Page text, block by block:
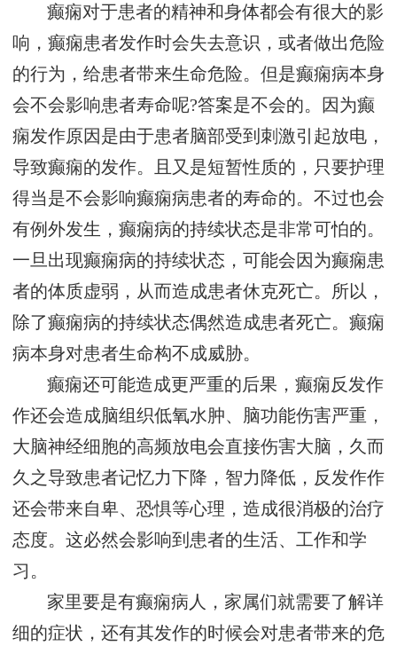
癫痫对于患者的精神和身体都会有很大的影
响，癫痫患者发作时会失去意识，或者做出危险
的行为，给患者带来生命危险。但是癫痫病本身
会不会影响患者寿命呢?答案是不会的。因为癫
痫发作原因是由于患者脑部受到刺激引起放电，
导致癫痫的发作。且又是短暂性质的，只要护理
得当是不会影响癫痫病患者的寿命的。不过也会
有例外发生，癫痫病的持续状态是非常可怕的。
一旦出现癫痫病的持续状态，可能会因为癫痫患
者的体质虚弱，从而造成患者休克死亡。所以，
除了癫痫病的持续状态偶然造成患者死亡。癫痫
病本身对患者生命构不成威胁。
癫痫还可能造成更严重的后果，癫痫反发作
作还会造成脑组织低氧水肿、脑功能伤害严重，
大脑神经细胞的高频放电会直接伤害大脑，久而
久之导致患者记忆力下降，智力降低，反发作作
还会带来自卑、恐惧等心理，造成很消极的治疗
态度。这必然会影响到患者的生活、工作和学
习。
家里要是有癫痫病人，家属们就需要了解详
细的症状，还有其发作的时候会对患者带来的危